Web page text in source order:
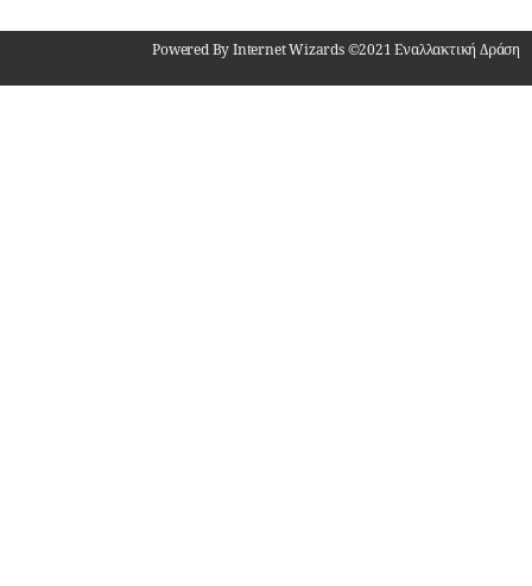
Powered By Internet Wizards ©2021 Εναλλακτική Δράση